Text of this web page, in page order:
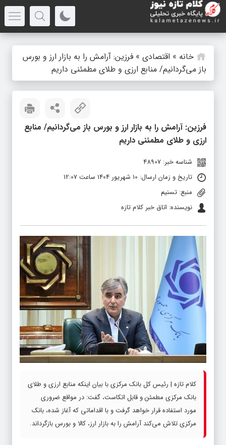
خانه » اقتصادی » فرزین: آرامش را به بازار ارز‌ و بورس
باز می‌گردانیم/ منابع ارزی و طلا‌ی مطمئنی داریم‌
فرزین: آرامش را به بازار ارز‌ و بورس باز می‌گردانیم/ منابع
ارزی و طلا‌ی مطمئنی داریم‌
شناسه خبر: 48907
تاریخ و زمان ارسال: 10 شهریور 1404 ساعت 12:07
منبع: تسنیم
نویسنده: اتاق خبر کلام تازه
کلام تازه | رئیس کل بانک مرکزی با بیان اینکه منابع ارزی و طلای
بانک مرکزی مطمئن و قابل اتکاست، گفت: در مواقع ضروری
مورد استفاده قرار خواهد گرفت و با اقداماتی که آغاز شده، بانک
مرکزی تلاش می‌کند آرامش را به بازار ارز، کالا و بورس بازگرداند.